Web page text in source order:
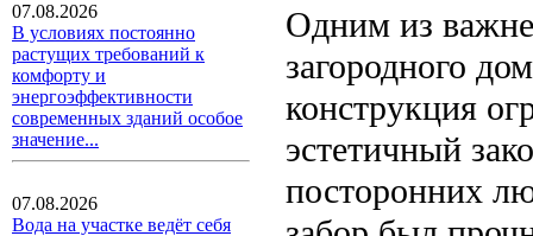
07.08.2026
В условиях постоянно
растущих требований к
комфорту и
энергоэффективности
современных зданий особое
значение...
07.08.2026
Вода на участке ведёт себя
Одним из
загородного
конструкция
эстетичный
посторонних